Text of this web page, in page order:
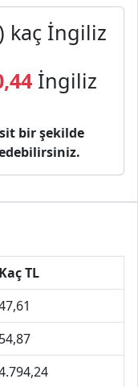
kaç İngiliz
İngiliz
bir şekilde
Kaç TL
54,87